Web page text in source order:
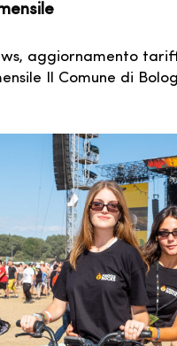
aggiornamento
Il Comune di